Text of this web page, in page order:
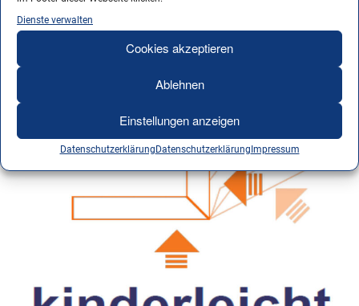
Dienste verwalten
Cookies akzeptieren
Ablehnen
Einstellungen anzeigen
DatenschutzerklärungDatenschutzerklärungImpressum
Teile sofort nutzbar